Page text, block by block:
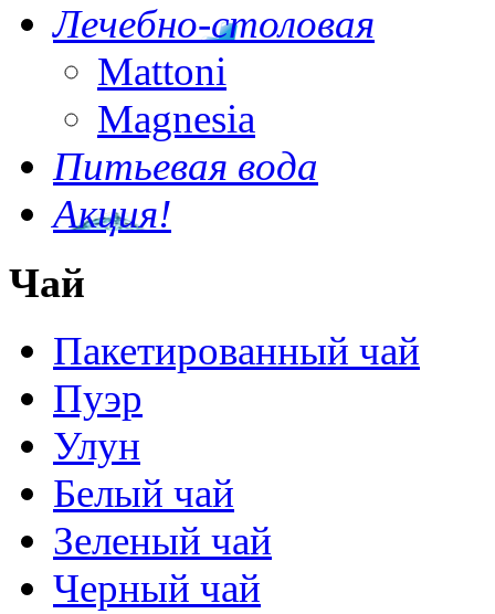
Лечебно-столовая
Mattoni
Magnesia
Питьевая вода
Акция!
Чай
Пакетированный чай
Пуэр
Улун
Белый чай
Зеленый чай
Черный чай